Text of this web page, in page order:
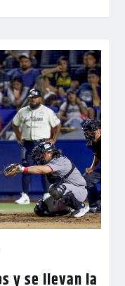
y se llevan la